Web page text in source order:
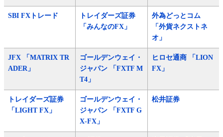
SBI FXトレード
トレイダーズ証券
「みんなのFX」
外為どっとコム
「外貨ネクストネ
オ」
JFX 「MATRIX TR
ADER」
ゴールデンウェイ・
ジャパン 「FXTF M
T4」
ヒロセ通商 「LION
FX」
トレイダーズ証券
「LIGHT FX」
ゴールデンウェイ・
ジャパン 「FXTF G
X-FX」
松井証券